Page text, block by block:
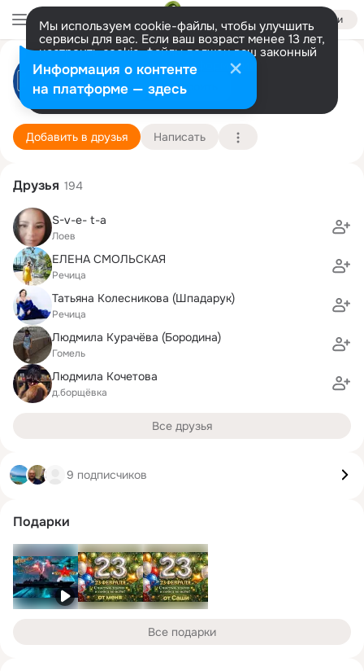
Войти
Мы используем cookie-файлы, чтобы улучшить
сервисы для вас. Если ваш возраст менее 13 лет,
настроить cookie-файлы должен ваш законный
представитель. Больше информации
Разрешить все Настроить
Дельта Буровая Компания
16 октября (35 лет) Подробнее
Добавить в друзья Написать
Друзья 194
S-v-e- t-a
Лоев
ЕЛЕНА СМОЛЬСКАЯ
Речица
Татьяна Колесникова (Шпадарук)
Речица
Людмила Курачёва (Бородина)
Гомель
Людмила Кочетова
д.борщёвка
Все друзья
9 подписчиков
Подарки
Все подарки
Информация о контенте
на платформе — здесь